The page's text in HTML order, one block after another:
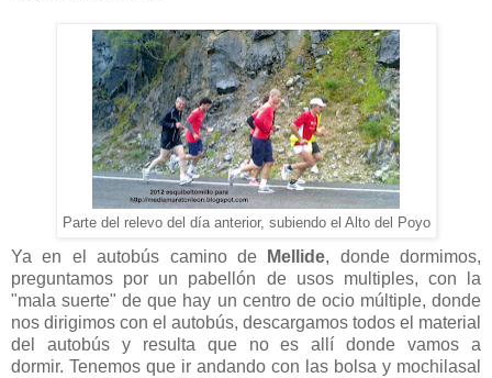
Parte del relevo del día anterior, subiendo el Alto del Poyo
Ya en el autobús camino de Mellide, donde dormimos,
preguntamos por un pabellón de usos multiples, con la
"mala suerte" de que hay un centro de ocio múltiple, donde
nos dirigimos con el autobús, descargamos todos el material
del autobús y resulta que no es allí donde vamos a
dormir. Tenemos que ir andando con las bolsa y mochilasal